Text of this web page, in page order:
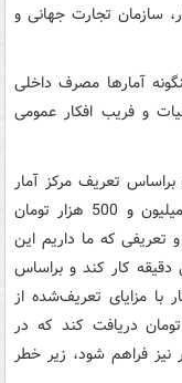
سازمان تجارت جهانی و
آمارها مصرف داخلی
و فریب افکار عمومی
براساس تعریف مرکز آمار
ایران خط فقر در کشور دریافتی کمتر از یک میلیون و 500 هزار تومان
تعریفی که ما داریم این
کار کند و براساس
با مزایای تعریف‌شده از
دریافت کند که در
نیز فراهم شود، زیر خطر